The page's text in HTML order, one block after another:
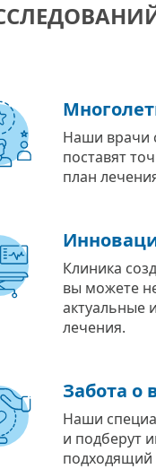
Наши врачи
поставят
план
Клиника
вы можете
актуальные
лечения.
Забота о
Наши
и подберут